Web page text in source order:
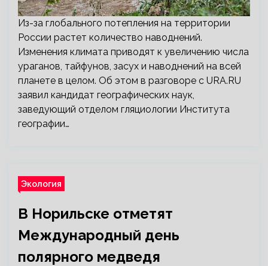
Из-за глобального потепления на территории
России растет количество наводнений.
Изменения климата приводят к увеличению числа
ураганов, тайфунов, засух и наводнений на всей
планете в целом. Об этом в разговоре с URA.RU
заявил кандидат географических наук,
заведующий отделом гляциологии Института
географии…
Экология
В Норильске отметят
Международный день
полярного медведя